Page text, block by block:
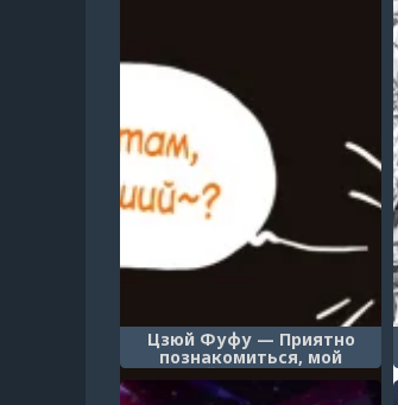
Цзюй Фуфу — Приятно
познакомиться, мой
младший! (Ju Fufu - Nice to
Meet You, My Junior!)